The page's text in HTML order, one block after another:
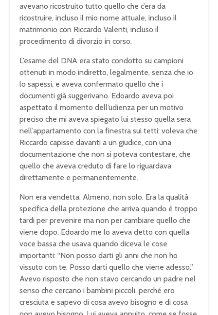
avevano ricostruito tutto quello che c’era da
ricostruire, incluso il mio nome attuale, incluso il
matrimonio con Riccardo Valenti, incluso il
procedimento di divorzio in corso.
L’esame del DNA era stato condotto su campioni
ottenuti in modo indiretto, legalmente, senza che io
lo sapessi, e aveva confermato quello che i
documenti già suggerivano. Edoardo aveva poi
aspettato il momento dell’udienza per un motivo
preciso che mi aveva spiegato lui stesso quella sera
nell’appartamento con la finestra sui tetti: voleva che
Riccardo capisse davanti a un giudice, con una
documentazione che non si poteva contestare, che
quello che aveva creduto di fare lo riguardava
direttamente e permanentemente.
Non era vendetta. Almeno, non solo. Era la qualità
specifica della protezione che arriva quando è troppo
tardi per prevenire ma non per cambiare quello che
viene dopo. Edoardo me lo aveva detto con quella
voce bassa che usava quando diceva le cose
importanti: “Non posso darti gli anni che non ho
vissuto con te. Posso darti quello che viene adesso.”
Avevo risposto che non stavo cercando un padre nel
senso che cercano i bambini piccoli, perché ero
cresciuta e sapevo di cosa avevo bisogno e di cosa